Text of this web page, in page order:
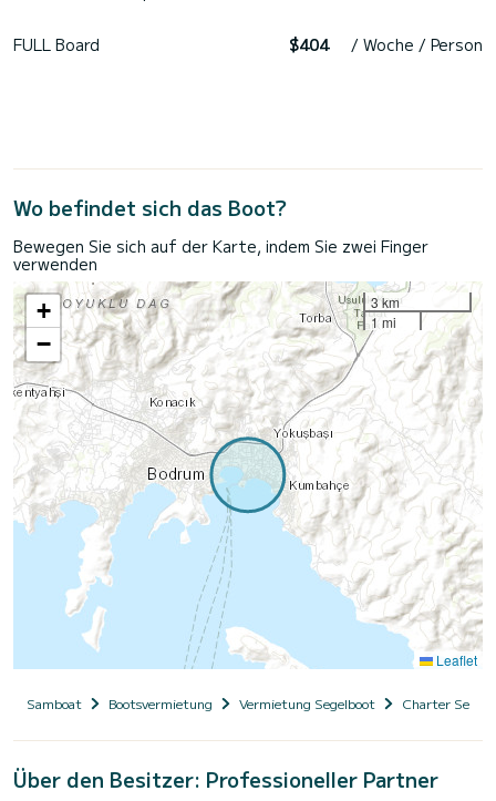
FULL Board $404 / Woche / Person
Wo befindet sich das Boot?
Bewegen Sie sich auf der Karte, indem Sie zwei Finger
verwenden
+
−
3 km
1 mi
Leaflet
Samboat Bootsvermietung Vermietung Segelboot Charter
Über den Besitzer: Professioneller Partner